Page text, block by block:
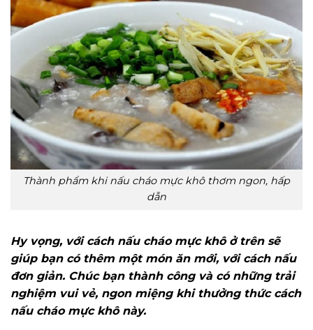
Thành phẩm khi nấu cháo mực khô thơm ngon, hấp
dẫn
Hy vọng, với cách nấu cháo mực khô ở trên sẽ
giúp bạn có thêm một món ăn mới, với cách nấu
đơn giản. Chúc bạn thành công và có những trải
nghiệm vui vẻ, ngon miệng khi thưởng thức cách
nấu cháo mực khô này.